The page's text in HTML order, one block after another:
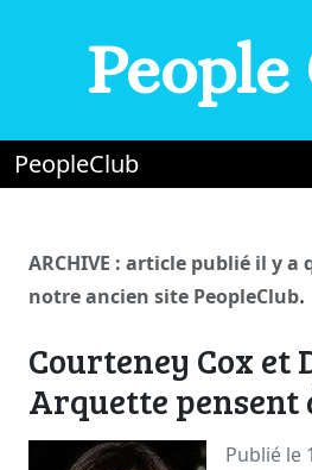
People
PeopleClub
ARCHIVE : article publié il y a
notre ancien site PeopleClub.
Courteney Cox et
Arquette
Publié le